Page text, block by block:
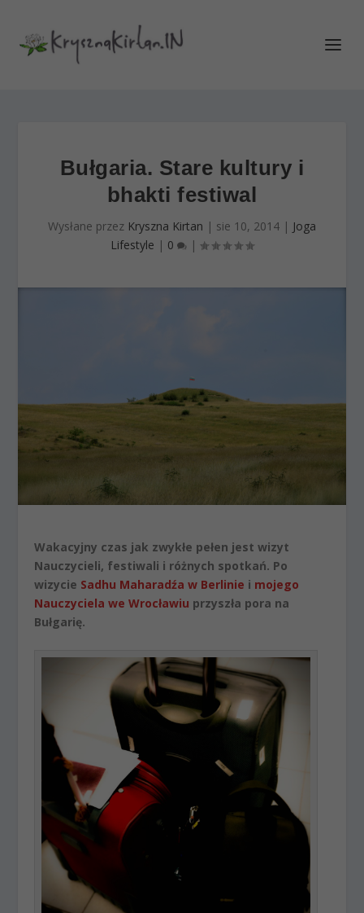
Bułgaria. Stare kultury i
bhakti festiwal
Wysłane przez Kryszna Kirtan | sie 10, 2014 | Joga
Lifestyle | 0 |
Wakacyjny czas jak zwykłe pełen jest wizyt
Nauczycieli, festiwali i różnych spotkań. Po
wizycie Sadhu Maharadźa w Berlinie i mojego
Nauczyciela we Wrocławiu przyszła pora na
Bułgarię.